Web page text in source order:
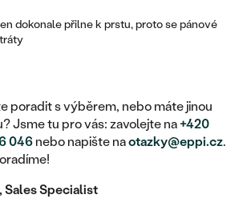
DIAMANTEM
DIAMANTEM
dokonale přilne k prstu, proto se pánové
poradit s výběrem, nebo máte jinou
Jsme tu pro vás: zavolejte na+420
046 nebo napište naotazky@eppi.cz.
Sales Specialist